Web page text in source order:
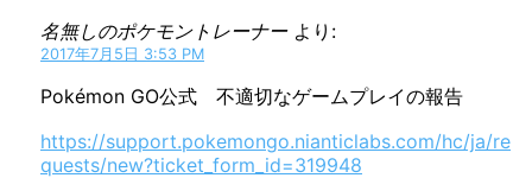
名無しのポケモントレーナー より:
2017年7月5日 3:53 PM
Pokémon GO公式 不適切なゲームプレイの報告
https://support.pokemongo.nianticlabs.com/hc/ja/re
quests/new?ticket_form_id=319948